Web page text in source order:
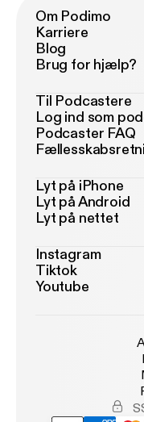
Om Podimo
Karriere
Blog
Brug for hjælp?
Til Podcastere
Log ind som
Podcaster FAQ
Lyt på iPhone
Lyt på Android
Lyt på nettet
Instagram
Tiktok
Youtube